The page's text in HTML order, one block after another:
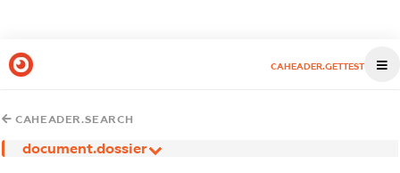
CAHEADER.GETTEST
CAHEADER.SEARCH
document.dossier